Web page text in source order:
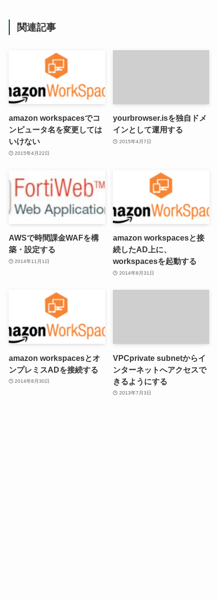
関連記事
amazon workspacesでコ
ンピュータ名を変更しては
いけない
2015年4月22日
yourbrowser.isを独自ドメ
インとして運用する
2015年4月7日
AWSで時間課金WAFを構
築・設定する
2014年11月1日
amazon workspacesと接
続したAD上に、
workspacesを起動する
2014年8月31日
amazon workspacesとオ
ンプレミスADを接続する
2014年8月30日
VPCprivate subnetからイ
ンターネットへアクセスで
きるようにする
2013年7月3日